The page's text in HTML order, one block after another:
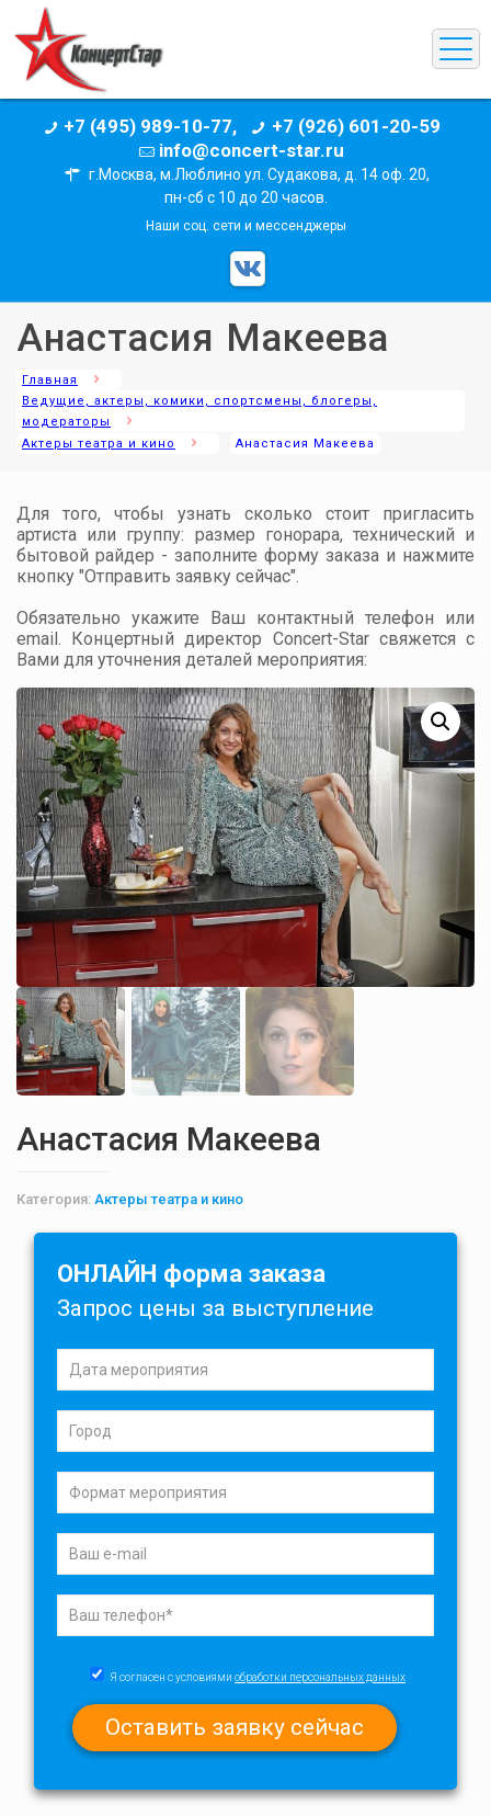
+7 (495) 989-10-77,
+7 (926) 601-20-59
info@concert-star.ru
г.Москва, м.Люблино ул. Судакова, д. 14 оф. 20,
пн-сб с 10 до 20 часов.
Наши соц. сети и мессенджеры
Анастасия Макеева
Главная
Ведущие, актеры, комики, спортсмены, блогеры,
модераторы
Актеры театра и кино
Анастасия Макеева
Для того, чтобы узнать сколько стоит пригласить
артиста или группу: размер гонорара, технический и
бытовой райдер - заполните форму заказа и нажмите
кнопку "Отправить заявку сейчас".
Обязательно укажите Ваш контактный телефон или
email. Концертный директор Concert-Star свяжется с
Вами для уточнения деталей мероприятия:
Анастасия Макеева
Категория: Актеры театра и кино
ОНЛАЙН форма заказа
Запрос цены за выступление
Я согласен с условиями обработки персональных данных